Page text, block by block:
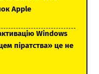
Apple
Windows
піратства» це не